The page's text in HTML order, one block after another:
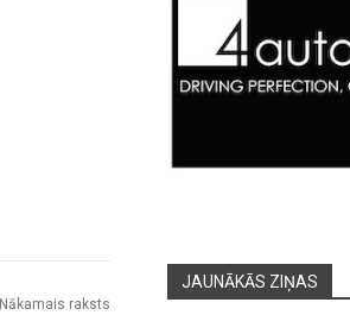
Nākamais raksts
JAUNĀKĀS ZIŅAS